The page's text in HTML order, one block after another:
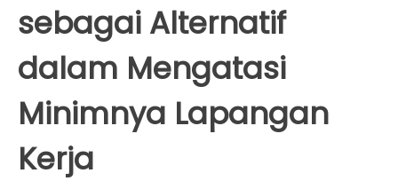
sebagai Alternatif
dalam Mengatasi
Minimnya Lapangan
Kerja